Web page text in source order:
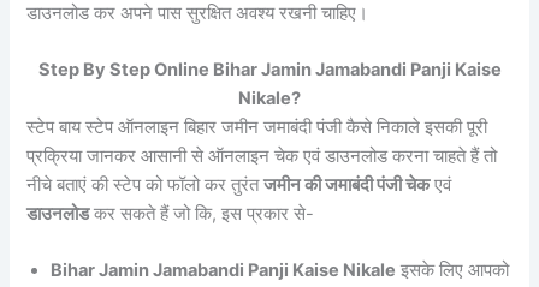
डाउनलोड कर अपने पास सुरक्षित अवश्य रखनी चाहिए।
Step By Step Online Bihar Jamin Jamabandi Panji Kaise
Nikale?
स्टेप बाय स्टेप ऑनलाइन बिहार जमीन जमाबंदी पंजी कैसे निकाले इसकी पूरी
प्रक्रिया जानकर आसानी से ऑनलाइन चेक एवं डाउनलोड करना चाहते हैं तो
नीचे बताएं की स्टेप को फॉलो कर तुरंतजमीन की जमाबंदी पंजी चेकएवं
डाउनलोडकर सकते हैं जो कि, इस प्रकार से-
Bihar Jamin Jamabandi Panji Kaise Nikale इसके लिए आपको